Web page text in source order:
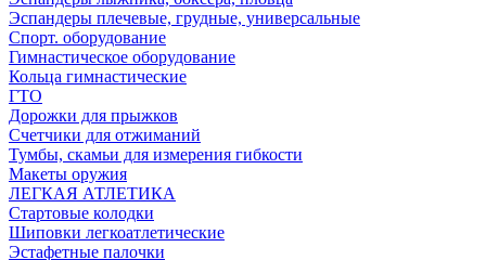
Эспандеры плечевые, грудные, универсальные
Спорт. оборудование
Гимнастическое оборудование
Кольца гимнастические
ГТО
Дорожки для прыжков
Счетчики для отжиманий
Тумбы, скамьи для измерения гибкости
Макеты оружия
ЛЕГКАЯ АТЛЕТИКА
Стартовые колодки
Шиповки легкоатлетические
Эстафетные палочки